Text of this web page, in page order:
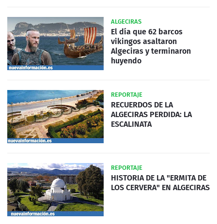
ALGECIRAS
El día que 62 barcos
vikingos asaltaron
Algeciras y terminaron
huyendo
REPORTAJE
RECUERDOS DE LA
ALGECIRAS PERDIDA: LA
ESCALINATA
REPORTAJE
HISTORIA DE LA "ERMITA DE
LOS CERVERA" EN ALGECIRAS